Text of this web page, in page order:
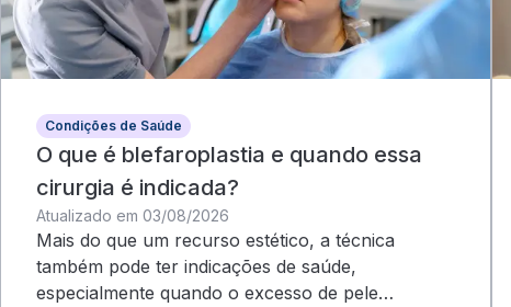
Condições de Saúde
O que é blefaroplastia e quando essa
cirurgia é indicada?
Atualizado em 03/08/2026
Mais do que um recurso estético, a técnica
também pode ter indicações de saúde,
especialmente quando o excesso de pele